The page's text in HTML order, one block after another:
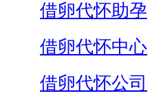
借卵代怀助孕
借卵代怀中心
借卵代怀公司